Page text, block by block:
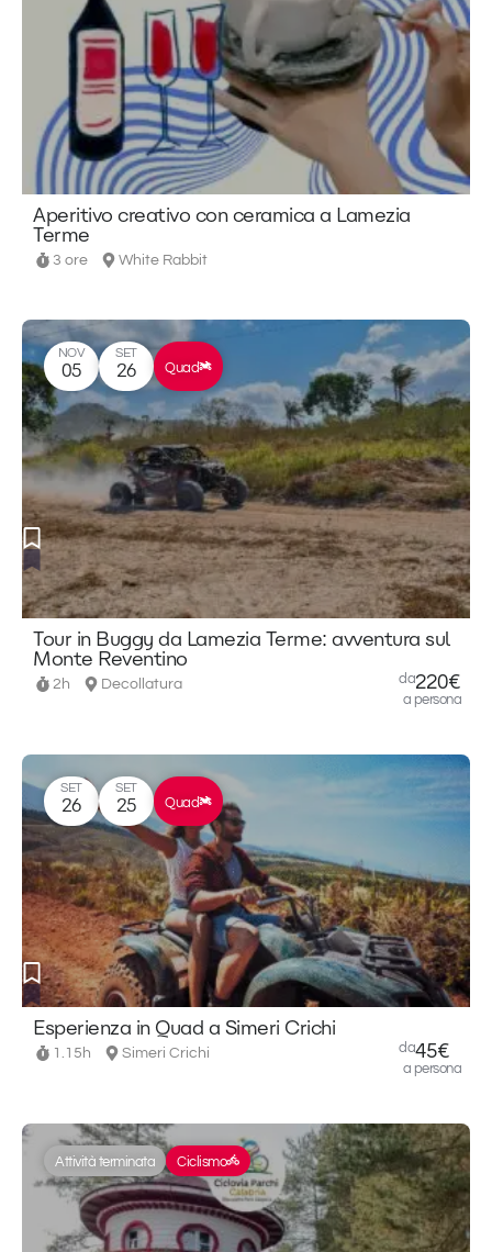
Aperitivo creativo con ceramica a Lamezia
Terme
3 ore White Rabbit
Tour in Buggy da Lamezia Terme: avventura sul
Monte Reventino
2h Decollatura
NOV
05
SET
26 Quad
da220€
a persona
Esperienza in Quad a Simeri Crichi
1.15h Simeri Crichi
SET
26
SET
25 Quad
da45€
a persona
Attività terminata Ciclismo